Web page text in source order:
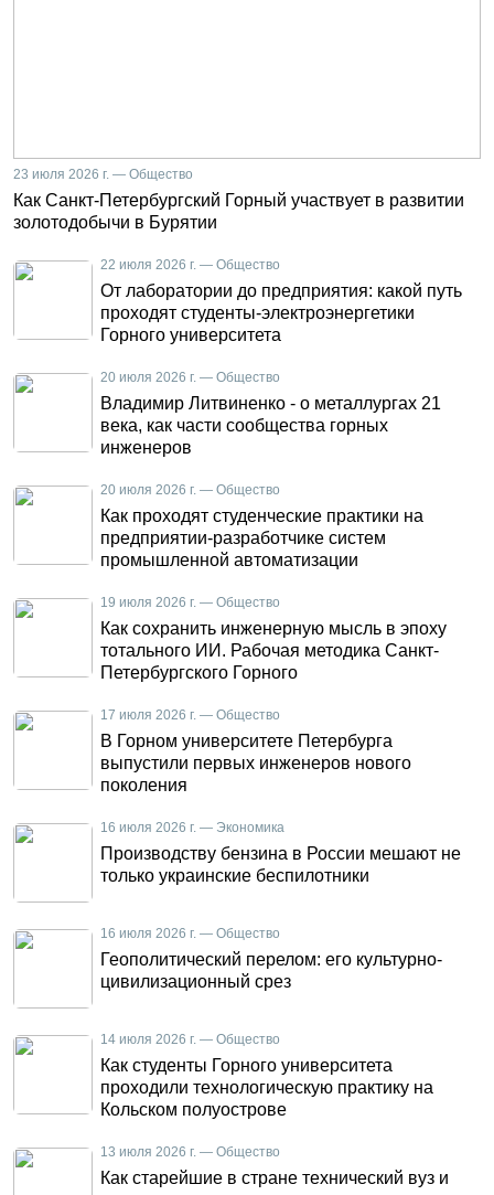
23 июля 2026 г. — Общество
Как Санкт-Петербургский Горный участвует в развитии
золотодобычи в Бурятии
22 июля 2026 г. — Общество
От лаборатории до предприятия: какой путь
проходят студенты-электроэнергетики
Горного университета
20 июля 2026 г. — Общество
Владимир Литвиненко - о металлургах 21
века, как части сообщества горных
инженеров
20 июля 2026 г. — Общество
Как проходят студенческие практики на
предприятии-разработчике систем
промышленной автоматизации
19 июля 2026 г. — Общество
Как сохранить инженерную мысль в эпоху
тотального ИИ. Рабочая методика Санкт-
Петербургского Горного
17 июля 2026 г. — Общество
В Горном университете Петербурга
выпустили первых инженеров нового
поколения
16 июля 2026 г. — Экономика
Производству бензина в России мешают не
только украинские беспилотники
16 июля 2026 г. — Общество
Геополитический перелом: его культурно-
цивилизационный срез
14 июля 2026 г. — Общество
Как студенты Горного университета
проходили технологическую практику на
Кольском полуострове
13 июля 2026 г. — Общество
Как старейшие в стране технический вуз и